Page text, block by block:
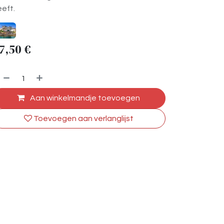
€
Aan winkelmandje toevoegen
Toevoegen aan verlanglijst